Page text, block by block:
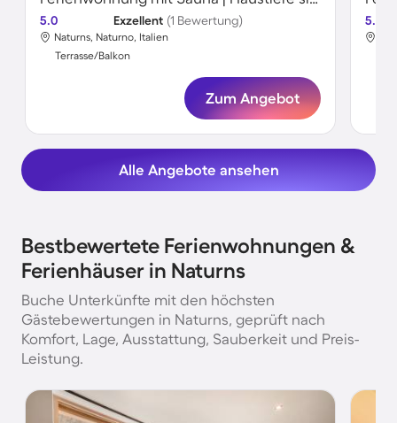
5.0 Exzellent (1 Bewertung)
Naturns, Naturno, Italien
Terrasse/Balkon
Zum Angebot
5.0
Alle Angebote ansehen
Bestbewertete Ferienwohnungen &
Ferienhäuser in Naturns
Buche Unterkünfte mit den höchsten
Gästebewertungen in Naturns, geprüft nach
Komfort, Lage, Ausstattung, Sauberkeit und Preis-
Leistung.